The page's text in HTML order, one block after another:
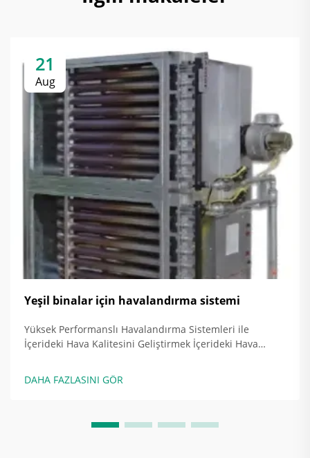
21
Aug
Yeşil binalar için havalandırma sistemi
Yüksek Performanslı Havalandırma Sistemleri ile
İçerideki Hava Kalitesini Geliştirmek İçerideki Hava
kötü hava kalitesi gerçekten insanlara zarar veriyor, baş
ağrısı, yorgunluk ve sorunlara neden oluyor...
DAHA FAZLASINI GÖR